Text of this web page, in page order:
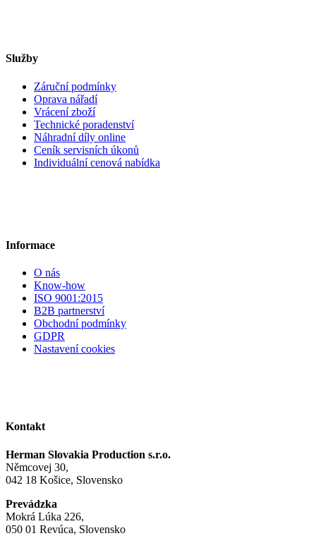
Služby
Záruční podmínky
Oprava nářadí
Vrácení zboží
Technické poradenství
Náhradní díly online
Ceník servisních úkonů
Individuální cenová nabídka
Informace
O nás
Know-how
ISO 9001:2015
B2B partnerství
Obchodní podmínky
GDPR
Nastavení cookies
Kontakt
Herman Slovakia Production s.r.o.
Němcovej 30,
042 18 Košice, Slovensko
Prevádzka
Mokrá Lúka 226,
050 01 Revúca, Slovensko